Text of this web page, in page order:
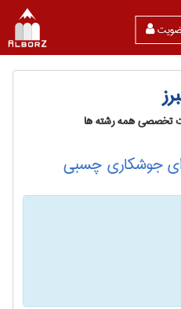
تخصصی همه رشته ها
جوشکاری چسبی